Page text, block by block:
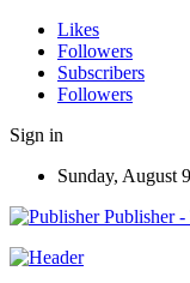
Likes
Followers
Subscribers
Followers
Sign in
Sunday, August
Publisher -